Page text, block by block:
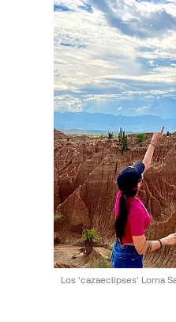
Los 'cazaeclipses' Lorna